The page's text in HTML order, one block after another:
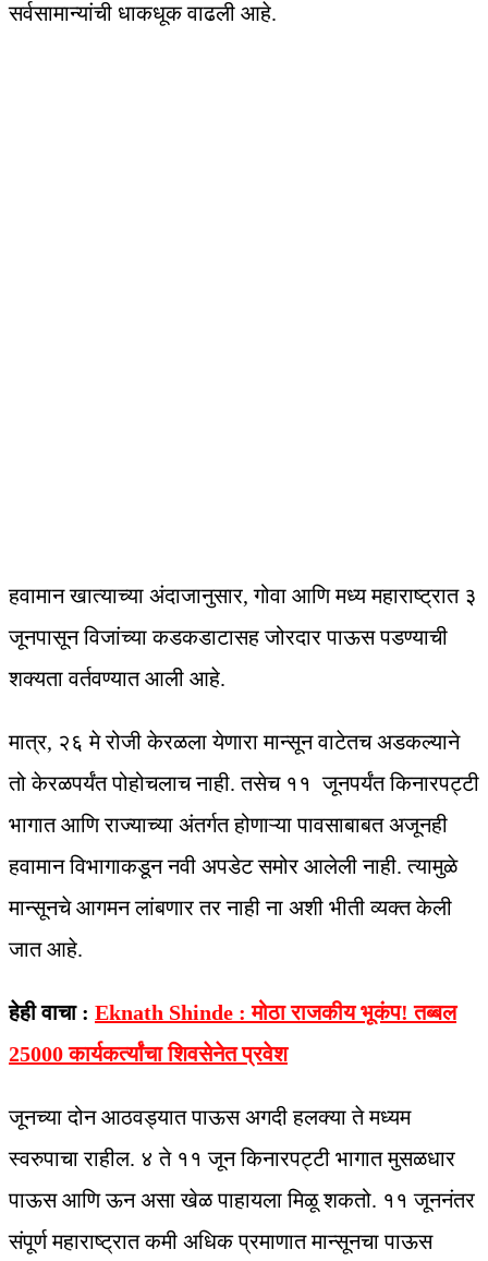
सर्वसामान्यांची धाकधूक वाढली आहे.
हवामान खात्याच्या अंदाजानुसार, गोवा आणि मध्य महाराष्ट्रात ३
जूनपासून विजांच्या कडकडाटासह जोरदार पाऊस पडण्याची
शक्यता वर्तवण्यात आली आहे.
मात्र, २६ मे रोजी केरळला येणारा मान्सून वाटेतच अडकल्याने
तो केरळपर्यंत पोहोचलाच नाही. तसेच ११ जूनपर्यंत किनारपट्टी
भागात आणि राज्याच्या अंतर्गत होणाऱ्या पावसाबाबत अजूनही
हवामान विभागाकडून नवी अपडेट समोर आलेली नाही. त्यामुळे
मान्सूनचे आगमन लांबणार तर नाही ना अशी भीती व्यक्त केली
जात आहे.
हेही वाचा : Eknath Shinde : मोठा राजकीय भूकंप! तब्बल
25000 कार्यकर्त्यांचा शिवसेनेत प्रवेश
जूनच्या दोन आठवड्यात पाऊस अगदी हलक्या ते मध्यम
स्वरुपाचा राहील. ४ ते ११ जून किनारपट्टी भागात मुसळधार
पाऊस आणि ऊन असा खेळ पाहायला मिळू शकतो. ११ जूननंतर
संपूर्ण महाराष्ट्रात कमी अधिक प्रमाणात मान्सूनचा पाऊस